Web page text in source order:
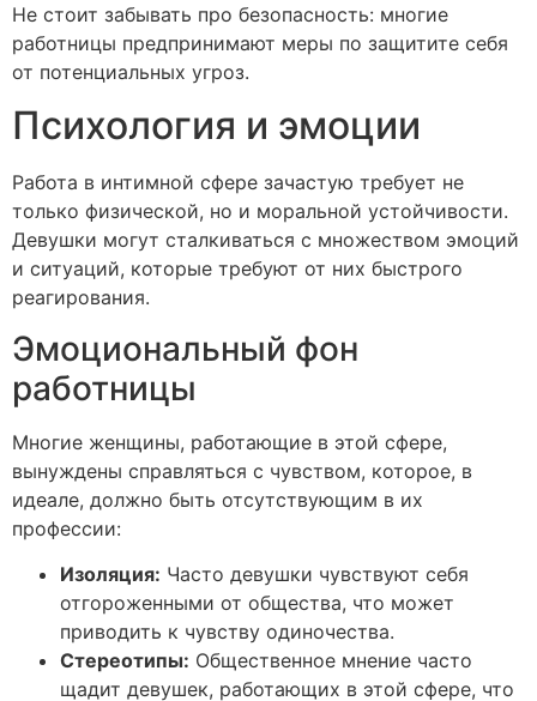
Не стоит забывать про безопасность: многие
работницы предпринимают меры по защитите себя
от потенциальных угроз.
Психология и эмоции
Работа в интимной сфере зачастую требует не
только физической, но и моральной устойчивости.
Девушки могут сталкиваться с множеством эмоций
и ситуаций, которые требуют от них быстрого
реагирования.
Эмоциональный фон
работницы
Многие женщины, работающие в этой сфере,
вынуждены справляться с чувством, которое, в
идеале, должно быть отсутствующим в их
профессии:
Изоляция: Часто девушки чувствуют себя
отгороженными от общества, что может
приводить к чувству одиночества.
Стереотипы: Общественное мнение часто
щадит девушек, работающих в этой сфере, что